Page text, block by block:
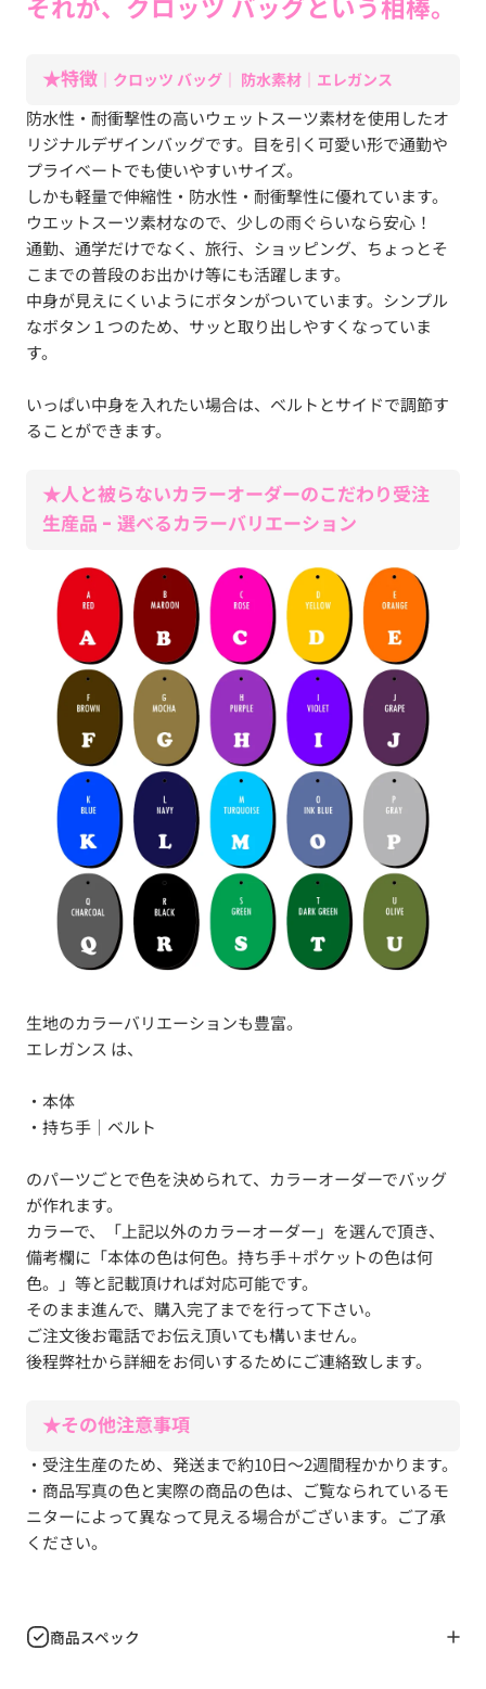
それが、クロッツ バッグという相棒。
★特徴 ｜クロッツ バッグ｜ 防水素材｜エレガンス
防水性・耐衝撃性の高いウェットスーツ素材を使用したオ
リジナルデザインバッグです。目を引く可愛い形で通勤や
プライベートでも使いやすいサイズ。
しかも軽量で伸縮性・防水性・耐衝撃性に優れています。
ウエットスーツ素材なので、少しの雨ぐらいなら安心！
通勤、通学だけでなく、旅行、ショッピング、ちょっとそ
こまでの普段のお出かけ等にも活躍します。
中身が見えにくいようにボタンがついています。シンプル
なボタン１つのため、サッと取り出しやすくなっていま
す。
いっぱい中身を入れたい場合は、ベルトとサイドで調節す
ることができます。
★人と被らないカラーオーダーのこだわり受注
生産品 - 選べるカラーバリエーション
生地のカラーバリエーションも豊富。
エレガンス は、
・本体
・持ち手｜ベルト
のパーツごとで色を決められて、カラーオーダーでバッグ
が作れます。
カラーで、「上記以外のカラーオーダー」を選んで頂き、
備考欄に「本体の色は何色。持ち手＋ポケットの色は何
色。」等と記載頂ければ対応可能です。
そのまま進んで、購入完了までを行って下さい。
ご注文後お電話でお伝え頂いても構いません。
後程弊社から詳細をお伺いするためにご連絡致します。
★その他注意事項
・受注生産のため、発送まで約10日～2週間程かかります。
・商品写真の色と実際の商品の色は、ご覧なられているモ
ニターによって異なって見える場合がございます。ご了承
ください。
商品スペック